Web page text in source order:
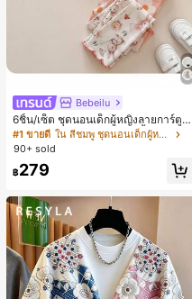
Bebeilu
6ชิ้น/เซ็ต ชุดนอนเด็กผู้หญิงลายการ์ตูน
หมีและดอกไม้ คอกลม แขนสั้น กางเกง
ขาสั้น ขอบระบาย สวมใส่สบาย
#1 ขายดี
ใน สีชมพู ชุดนอนเด็กผู้หญิง
90+ sold
฿279